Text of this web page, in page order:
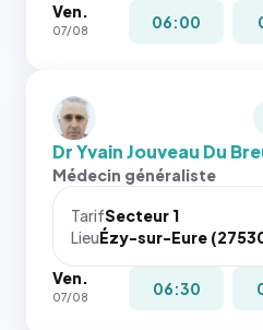
Ven.
07/08 06:00
Dr Yvain Jouveau Du
Médecin généraliste
TarifSecteur 1
LieuÉzy-sur-Eure
Ven.
07/08 06:30